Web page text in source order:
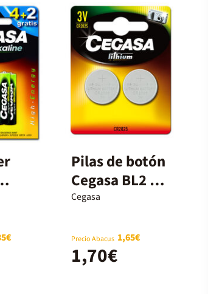
Pilas de botón
Cegasa BL2 3V
CR2025 2u
Cegasa
Precio Abacus 1,65€
1,70€